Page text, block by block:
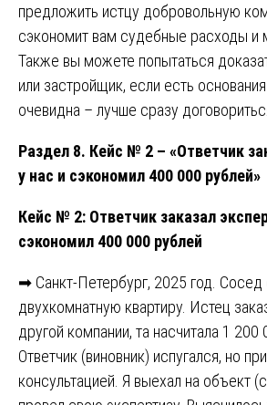
предложить истцу добровольную
сэкономит вам судебные расходы и
Также вы можете попытаться
или застройщик, если есть
очевидна – лучше сразу
Раздел 8. Кейс № 2 – «Ответчик
у нас и сэкономил 400 000 рублей»
Кейс № 2: Ответчик заказал
сэкономил 400 000 рублей
➡ Санкт-Петербург, 2025 год. Сосед
двухкомнатную квартиру. Истец
другой компании, та насчитала 1 200
Ответчик (виновник) испугался, но
консультацией. Я выехал на объект